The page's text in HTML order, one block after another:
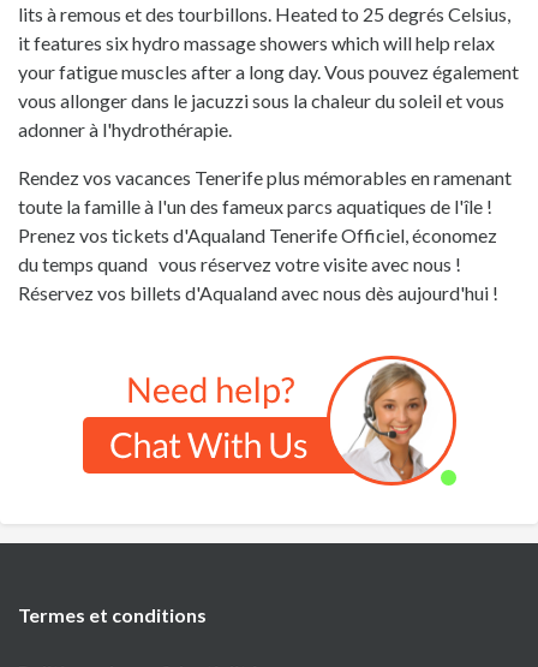
lits à remous et des tourbillons. Heated to 25 degrés Celsius,
it features six hydro massage showers which will help relax
your fatigue muscles after a long day. Vous pouvez également
vous allonger dans le jacuzzi sous la chaleur du soleil et vous
adonner à l'hydrothérapie.
Rendez vos vacances Tenerife plus mémorables en ramenant
toute la famille à l'un des fameux parcs aquatiques de l'île !
Prenez vos tickets d'Aqualand Tenerife Officiel, économez
du temps quand vous réservez votre visite avec nous !
Réservez vos billets d'Aqualand avec nous dès aujourd'hui !
Termes et conditions